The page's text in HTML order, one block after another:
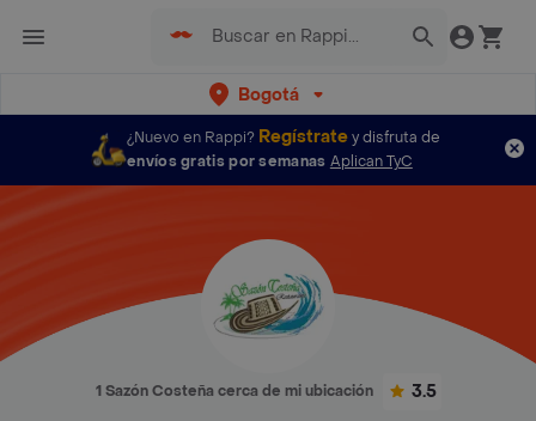
Bogotá
¿Nuevo en Rappi? Regístratey disfruta de
envíos gratis por semanas Aplican TyC
1 Sazón Costeña cerca de mi ubicación 3.5